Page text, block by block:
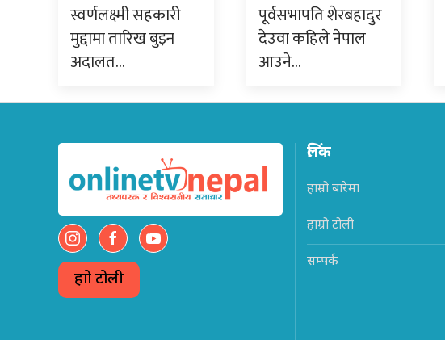
स्वर्णलक्ष्मी सहकारी
मुद्दामा तारिख बुझ्न
अदालत…
पूर्वसभापति शेरबहादुर
देउवा कहिले नेपाल
आउने…
हाम्रो टोली
लिंक
हाम्रो बारेमा
हाम्रो टोली
सम्पर्क